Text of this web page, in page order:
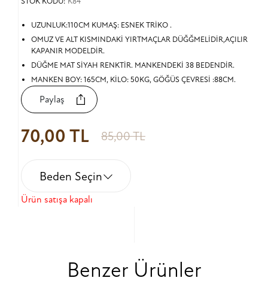
UZUNLUK:110CM KUMAŞ: ESNEK TRİKO .
OMUZ VE ALT KISMINDAKİ YIRTMAÇLAR DÜĞĞMELİDİR,AÇILIR
KAPANIR MODELDİR.
DÜĞME MAT SİYAH RENKTİR. MANKENDEKİ 38 BEDENDİR.
MANKEN BOY: 165CM, KİLO: 50KG, GÖĞÜS ÇEVRESİ :88CM.
Paylaş
70,00 TL 85,00 TL
Beden Seçin
Ürün satışa kapalı
Benzer Ürünler